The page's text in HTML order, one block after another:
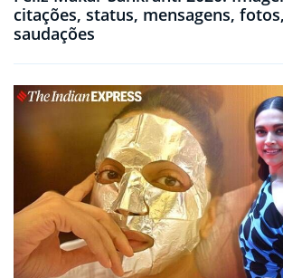
citações, status, mensagens,
saudações